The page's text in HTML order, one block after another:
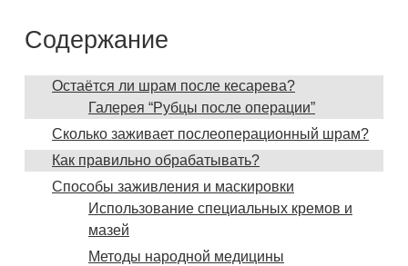
Содержание
Остаётся ли шрам после кесарева?
Галерея “Рубцы после операции”
Сколько заживает послеоперационный шрам?
Как правильно обрабатывать?
Способы заживления и маскировки
Использование специальных кремов и
мазей
Методы народной медицины